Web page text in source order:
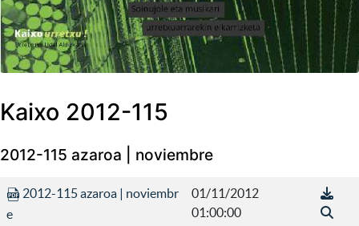
Kaixo 2012-115
2012-115 azaroa | noviembre
2012-115 azaroa | noviembr
e
01/11/2012
01:00:00